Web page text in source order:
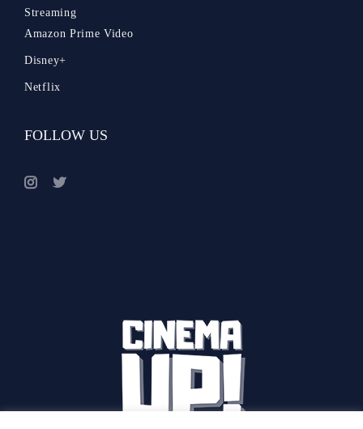
Streaming
Amazon Prime Video
Disney+
Netflix
FOLLOW US